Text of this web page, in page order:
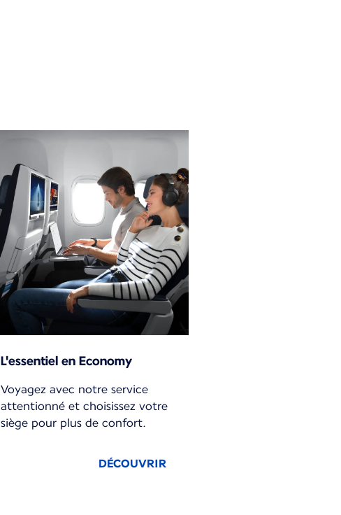
L'essentiel en Economy
Voyagez avec notre service
attentionné et choisissez votre
siège pour plus de confort.
DÉCOUVRIR